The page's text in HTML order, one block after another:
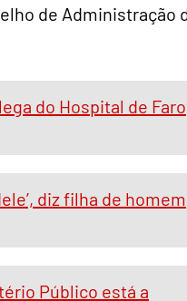
de Administração
do Hospital de Faro
diz filha de homem
Público está a